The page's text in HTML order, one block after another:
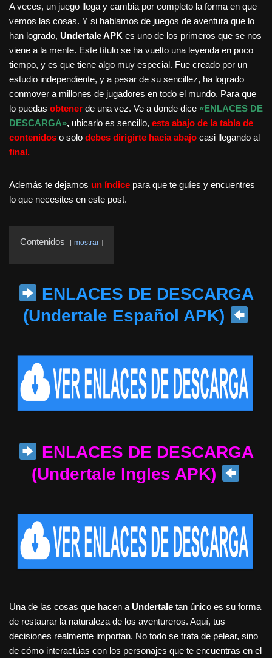
A veces, un juego llega y cambia por completo la forma en que
vemos las cosas. Y si hablamos de juegos de aventura que lo
han logrado, Undertale APK es uno de los primeros que se nos
viene a la mente. Este título se ha vuelto una leyenda en poco
tiempo, y es que tiene algo muy especial. Fue creado por un
estudio independiente, y a pesar de su sencillez, ha logrado
conmover a millones de jugadores en todo el mundo. Para que
lo puedas obtener de una vez. Ve a donde dice «ENLACES DE
DESCARGA», ubicarlo es sencillo, esta abajo de la tabla de
contenidos o solo debes dirigirte hacia abajo casi llegando al
final.
Además te dejamos un índice para que te guíes y encuentres
lo que necesites en este post.
Contenidos mostrar
ENLACES DE DESCARGA
(Undertale Español APK)
ENLACES DE DESCARGA
(Undertale Ingles APK)
Una de las cosas que hacen a Undertale tan único es su forma
de restaurar la naturaleza de los aventureros. Aquí, tus
decisiones realmente importan. No todo se trata de pelear, sino
de cómo interactúas con los personajes que te encuentras en el